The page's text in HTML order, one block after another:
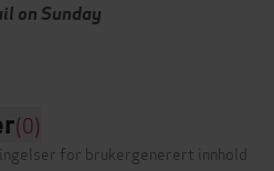
on Sunday
(0)
for brukergenerert innhold